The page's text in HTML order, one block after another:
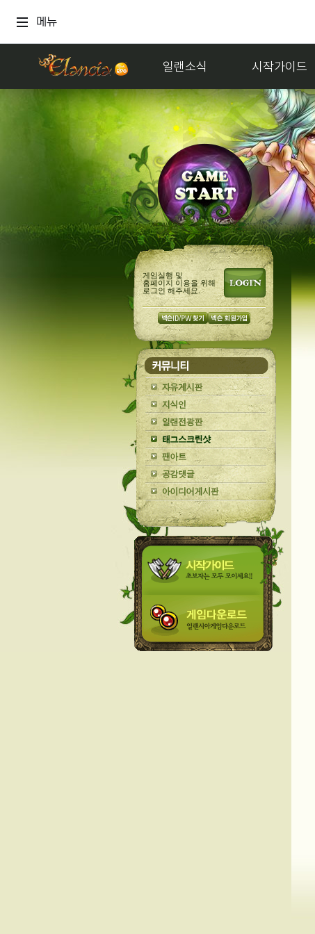
메뉴
일랜소식 시작가이드
게임실행 및
홈페이지 이용을 위해
로그인 해주세요.